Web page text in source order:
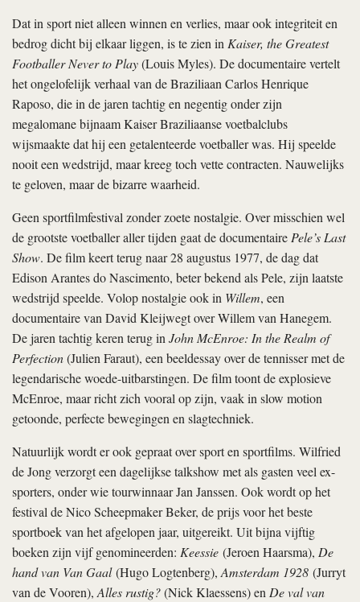
Dat in sport niet alleen winnen en verlies, maar ook integriteit en
bedrog dicht bij elkaar liggen, is te zien in Kaiser, the Greatest
Footballer Never to Play(Louis Myles). De documentaire vertelt
het ongelofelijk verhaal van de Braziliaan Carlos Henrique
Raposo, die in de jaren tachtig en negentig onder zijn
megalomane bijnaam Kaiser Braziliaanse voetbalclubs
wijsmaakte dat hij een getalenteerde voetballer was. Hij speelde
nooit een wedstrijd, maar kreeg toch vette contracten. Nauwelijks
te geloven, maar de bizarre waarheid.
Geen sportfilmfestival zonder zoete nostalgie. Over misschien wel
de grootste voetballer aller tijden gaat de documentaire Pele’s Last
Show. De film keert terug naar 28 augustus 1977, de dag dat
Edison Arantes do Nascimento, beter bekend als Pele, zijn laatste
wedstrijd speelde. Volop nostalgie ook in Willem, een
documentaire van David Kleijwegt over Willem van Hanegem.
De jaren tachtig keren terug in John McEnroe: In the Realm of
Perfection(Julien Faraut), een beeldessay over de tennisser met de
legendarische woede-uitbarstingen. De film toont de explosieve
McEnroe, maar richt zich vooral op zijn, vaak in slow motion
getoonde, perfecte bewegingen en slagtechniek.
Natuurlijk wordt er ook gepraat over sport en sportfilms. Wilfried
de Jong verzorgt een dagelijkse talkshow met als gasten veel ex-
sporters, onder wie tourwinnaar Jan Janssen. Ook wordt op het
festival de Nico Scheepmaker Beker, de prijs voor het beste
sportboek van het afgelopen jaar, uitgereikt. Uit bijna vijftig
boeken zijn vijf genomineerden: Keessie (Jeroen Haarsma), De
hand van Van Gaal(Hugo Logtenberg), Amsterdam 1928 (Jurryt
van de Vooren), Alles rustig?(Nick Klaessens) en De val van